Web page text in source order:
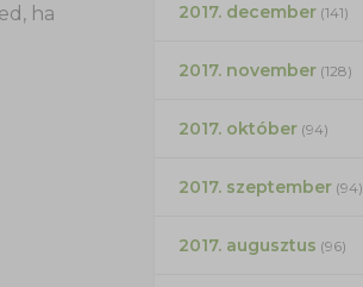
ha
2017. december(141)
2017. november(128)
2017. október(94)
2017. szeptember(94)
2017. augusztus (96)